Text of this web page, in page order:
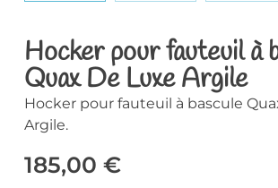
Hocker pour fauteuil à
Quax De Luxe Argile
Hocker pour fauteuil à bascule
Argile.
185,00 €